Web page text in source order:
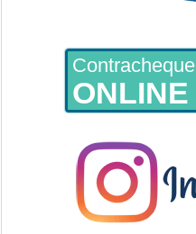
Contracheque
ONLINE